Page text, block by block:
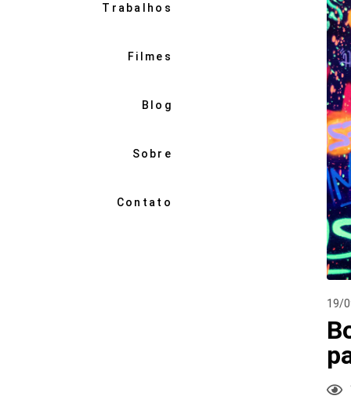
Trabalhos
Filmes
Blog
Sobre
Contato
19/